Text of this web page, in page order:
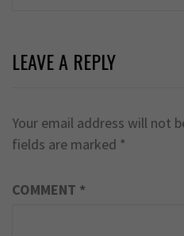
LEAVE A REPLY
Your email address will not
fields are marked *
COMMENT *